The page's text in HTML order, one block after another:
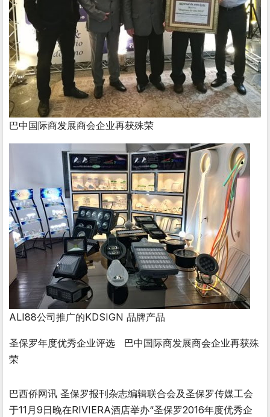
巴中国际商发展商会企业再获殊荣
ALI88公司推广的KDSIGN 品牌产品
圣保罗年度优秀企业评选 巴中国际商发展商会企业再获殊
荣
巴西侨网讯 圣保罗报刊杂志编辑联合会及圣保罗传媒工会
于11月9日晚在RIVIERA酒店举办“圣保罗2016年度优秀企